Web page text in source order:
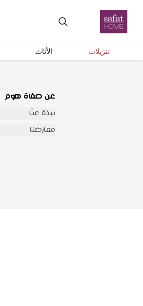
تنزيلات الأثاث
احصل على تحديثات عبر البريد الإلكتروني
عن صفاة هوم
نبذة عنّا
معارضنا